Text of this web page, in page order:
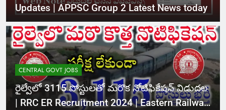
Updates | APPSC Group 2 Latest News today
CENTRAL GOVT JOBS
రైల్వేలో 3115 పోస్టులతో మరొక నోటిఫికేషన్ విడుదల
| RRC ER Recruitment 2024 | Eastern Railway